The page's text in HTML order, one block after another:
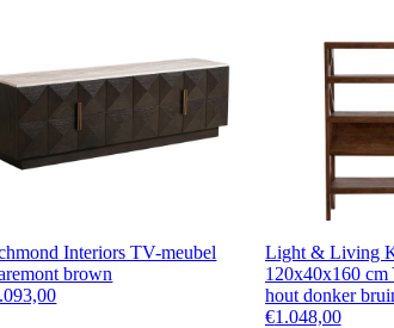
Interiors TV-meubel
brown
Light & Living
120x40x160
hout donker
€1.048,00